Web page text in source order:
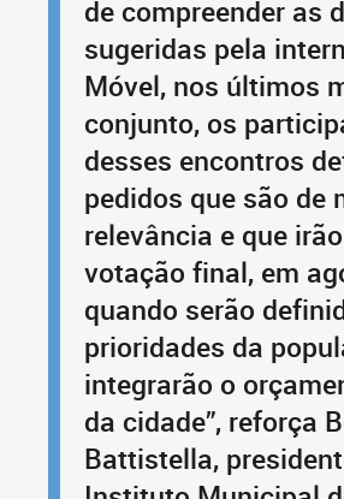
de compreender as
sugeridas pela
Móvel, nos últimos
conjunto, os
desses encontros
pedidos que são de
relevância e que
votação final, em
quando serão
prioridades da
integrarão o
da cidade”, reforça
Battistella,